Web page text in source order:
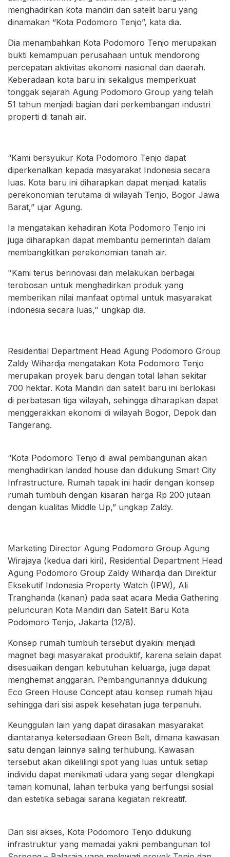
menghadirkan kota mandiri dan satelit baru yang
dinamakan “Kota Podomoro Tenjo”, kata dia.
Dia menambahkan Kota Podomoro Tenjo merupakan
bukti kemampuan perusahaan untuk mendorong
percepatan aktivitas ekonomi nasional dan daerah.
Keberadaan kota baru ini sekaligus memperkuat
tonggak sejarah Agung Podomoro Group yang telah
51 tahun menjadi bagian dari perkembangan industri
properti di tanah air.
“Kami bersyukur Kota Podomoro Tenjo dapat
diperkenalkan kepada masyarakat Indonesia secara
luas. Kota baru ini diharapkan dapat menjadi katalis
perekonomian terutama di wilayah Tenjo, Bogor Jawa
Barat,” ujar Agung.
Ia mengatakan kehadiran Kota Podomoro Tenjo ini
juga diharapkan dapat membantu pemerintah dalam
membangkitkan perekonomian tanah air.
"Kami terus berinovasi dan melakukan berbagai
terobosan untuk menghadirkan produk yang
memberikan nilai manfaat optimal untuk masyarakat
Indonesia secara luas," ungkap dia.
Residential Department Head Agung Podomoro Group
Zaldy Wihardja mengatakan Kota Podomoro Tenjo
merupakan proyek baru dengan total lahan sekitar
700 hektar. Kota Mandiri dan satelit baru ini berlokasi
di perbatasan tiga wilayah, sehingga diharapkan dapat
menggerakkan ekonomi di wilayah Bogor, Depok dan
Tangerang.
“Kota Podomoro Tenjo di awal pembangunan akan
menghadirkan landed house dan didukung Smart City
Infrastructure. Rumah tapak ini hadir dengan konsep
rumah tumbuh dengan kisaran harga Rp 200 jutaan
dengan kualitas Middle Up,” ungkap Zaldy.
Marketing Director Agung Podomoro Group Agung
Wirajaya (kedua dari kiri), Residential Department Head
Agung Podomoro Group Zaldy Wihardja dan Direktur
Eksekutif Indonesia Property Watch (IPW), Ali
Tranghanda (kanan) pada saat acara Media Gathering
peluncuran Kota Mandiri dan Satelit Baru Kota
Podomoro Tenjo, Jakarta (12/8).
Konsep rumah tumbuh tersebut diyakini menjadi
magnet bagi masyarakat produktif, karena selain dapat
disesuaikan dengan kebutuhan keluarga, juga dapat
menghemat anggaran. Pembangunannya didukung
Eco Green House Concept atau konsep rumah hijau
sehingga dari sisi aspek kesehatan juga terpenuhi.
Keunggulan lain yang dapat dirasakan masyarakat
diantaranya ketersediaan Green Belt, dimana kawasan
satu dengan lainnya saling terhubung. Kawasan
tersebut akan dikelilingi spot yang luas untuk setiap
individu dapat menikmati udara yang segar dilengkapi
taman komunal, lahan terbuka yang berfungsi sosial
dan estetika sebagai sarana kegiatan rekreatif.
Dari sisi akses, Kota Podomoro Tenjo didukung
infrastruktur yang memadai yakni pembangunan tol